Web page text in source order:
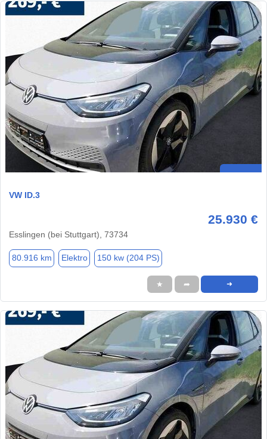
VW ID.3
25.930 €
Esslingen (bei Stuttgart), 73734
80.916 km Elektro 150 kw (204 PS)
★ ➦ ➜